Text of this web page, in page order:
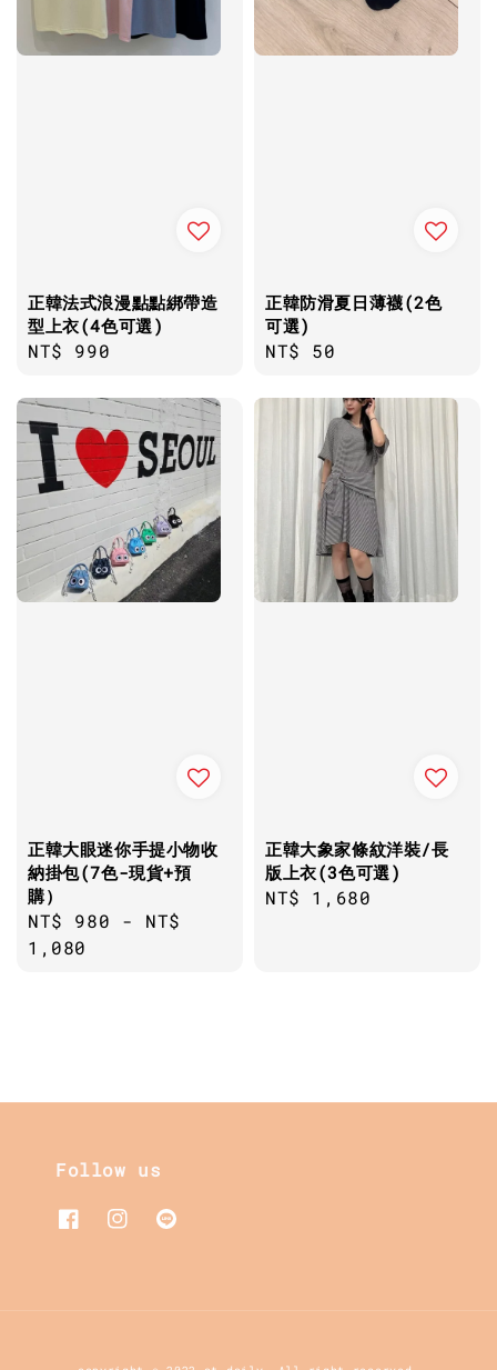
正韓法式浪漫點點綁帶造
型上衣(4色可選)
Regular
NT$ 990
正韓防滑夏日薄襪(2色
可選)
Regular
NT$ 50
正韓大眼迷你手提小物收
納掛包(7色-現貨+預
購）
Regular
price
NT$ 980 - NT$
1,080
正韓大象家條紋洋裝/長
版上衣(3色可選)
Regular
NT$ 1,680
Follow us